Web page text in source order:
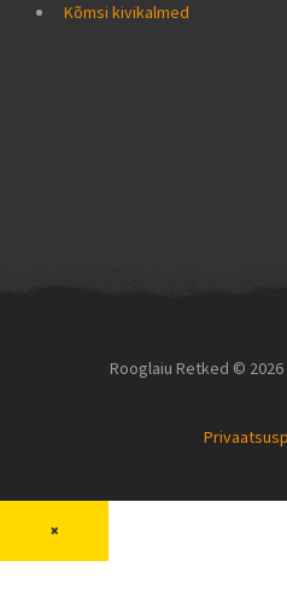
Kõmsi kivikalmed
Rooglaiu Retked ©
×